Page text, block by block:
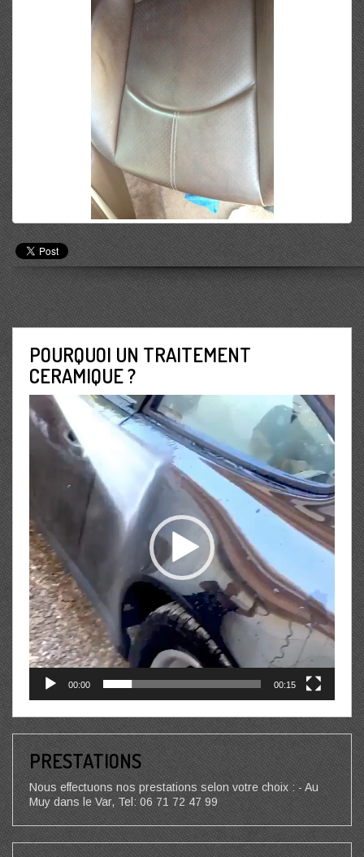
POURQUOI UN TRAITEMENT
CERAMIQUE ?
Lecteur
vidéo
00:00 00:15
PRESTATIONS
Nous effectuons nos prestations selon votre choix : - Au
Muy dans le Var, Tel: 06 71 72 47 99